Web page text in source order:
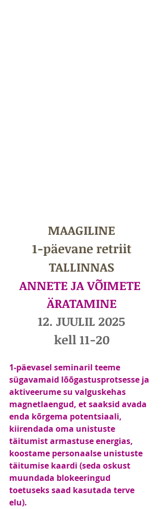
MAAGILINE​
1-päevane retriit
TALLINNAS
ANNETE JA VÕIMETE
ÄRATAMINE
12. JUULIL 2025
kell 11-20
1-päevasel seminaril teeme
sügavamaid lõõgastusprotsesse ja
aktiveerume su valguskehas
magnetlaengud, et saaksid avada
enda kõrgema potentsiaali,
kiirendada oma unistuste
täitumist armastuse energias,
koostame personaalse unistuste
täitumise kaardi (seda oskust
muundada blokeeringud
toetuseks saad kasutada terve
elu).